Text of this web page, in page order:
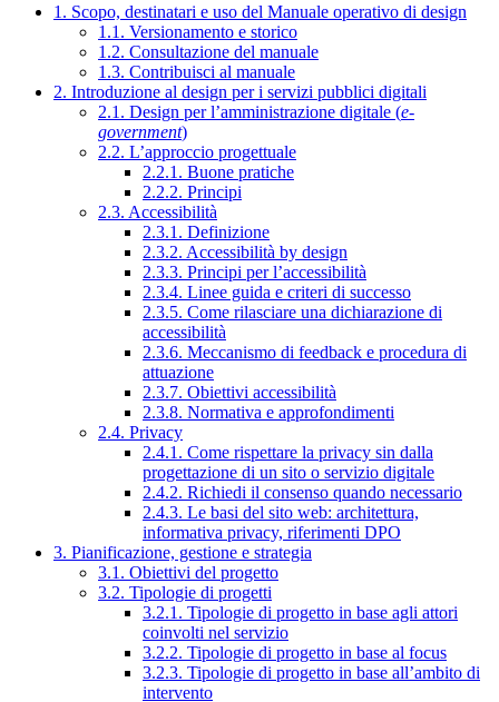
1. Scopo, destinatari e uso del Manuale operativo di design
1.1. Versionamento e storico
1.2. Consultazione del manuale
1.3. Contribuisci al manuale
2. Introduzione al design per i servizi pubblici digitali
2.1. Design per l’amministrazione digitale (e-
government)
2.2. L’approccio progettuale
2.2.1. Buone pratiche
2.2.2. Principi
2.3. Accessibilità
2.3.1. Definizione
2.3.2. Accessibilità by design
2.3.3. Principi per l’accessibilità
2.3.4. Linee guida e criteri di successo
2.3.5. Come rilasciare una dichiarazione di
accessibilità
2.3.6. Meccanismo di feedback e procedura di
attuazione
2.3.7. Obiettivi accessibilità
2.3.8. Normativa e approfondimenti
2.4. Privacy
2.4.1. Come rispettare la privacy sin dalla
progettazione di un sito o servizio digitale
2.4.2. Richiedi il consenso quando necessario
2.4.3. Le basi del sito web: architettura,
informativa privacy, riferimenti DPO
3. Pianificazione, gestione e strategia
3.1. Obiettivi del progetto
3.2. Tipologie di progetti
3.2.1. Tipologie di progetto in base agli attori
coinvolti nel servizio
3.2.2. Tipologie di progetto in base al focus
3.2.3. Tipologie di progetto in base all’ambito di
intervento